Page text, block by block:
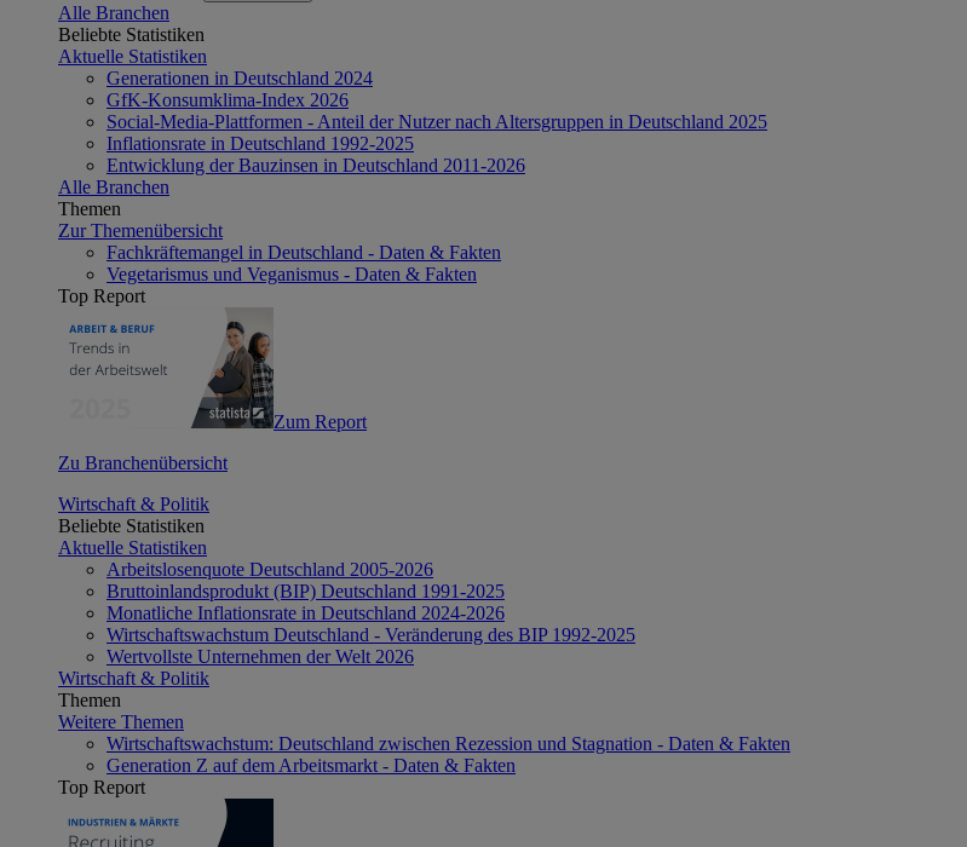
Alle Branchen
Beliebte Statistiken
Aktuelle Statistiken
Generationen in Deutschland 2024
GfK-Konsumklima-Index 2026
Social-Media-Plattformen - Anteil der Nutzer nach Altersgruppen in Deutschland 2025
Inflationsrate in Deutschland 1992-2025
Entwicklung der Bauzinsen in Deutschland 2011-2026
Alle Branchen
Themen
Zur Themenübersicht
Fachkräftemangel in Deutschland - Daten & Fakten
Vegetarismus und Veganismus - Daten & Fakten
Top Report
Zum Report
Zu Branchenübersicht
Wirtschaft & Politik
Beliebte Statistiken
Aktuelle Statistiken
Arbeitslosenquote Deutschland 2005-2026
Bruttoinlandsprodukt (BIP) Deutschland 1991-2025
Monatliche Inflationsrate in Deutschland 2024-2026
Wirtschaftswachstum Deutschland - Veränderung des BIP 1992-2025
Wertvollste Unternehmen der Welt 2026
Wirtschaft & Politik
Themen
Weitere Themen
Wirtschaftswachstum: Deutschland zwischen Rezession und Stagnation - Daten & Fakten
Generation Z auf dem Arbeitsmarkt - Daten & Fakten
Top Report